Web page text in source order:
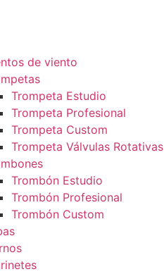
de viento
Trompeta Estudio
Trompeta Profesional
Trompeta Custom
Trompeta Válvulas Rotativas
Trombón Estudio
Trombón Profesional
Trombón Custom